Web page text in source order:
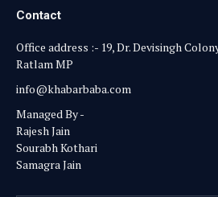
Contact
Office address :- 19, Dr. Devisingh
Ratlam MP
info@khabarbaba.com
Managed By -
Rajesh Jain
Sourabh Kothari
Samagra Jain